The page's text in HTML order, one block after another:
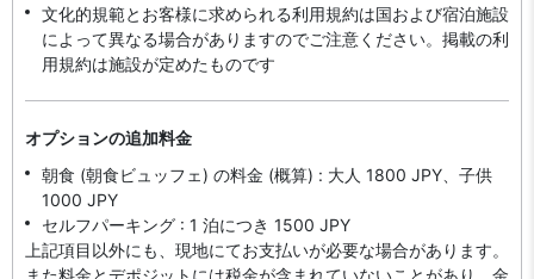
文化的規範とお客様に求められる利用規約は国および宿泊施設
によって異なる場合がありますのでご注意ください。掲載の利
用規約は施設が定めたものです
オプションの追加料金
朝食 (朝食ビュッフェ) の料金 (概算) : 大人 1800 JPY、子供
1000 JPY
セルフパーキング : 1 泊につき 1500 JPY
上記項目以外にも、現地にてお支払いが必要な場合があります。
また料金とデポジットには税金が含まれていないことがあり、金